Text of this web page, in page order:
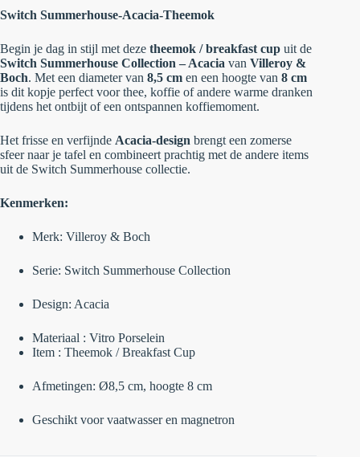
Switch Summerhouse-Acacia-Theemok
Begin je dag in stijl met deze theemok / breakfast cup uit de
Switch Summerhouse Collection – Acacia van Villeroy &
Boch. Met een diameter van 8,5 cm en een hoogte van 8 cm
is dit kopje perfect voor thee, koffie of andere warme dranken
tijdens het ontbijt of een ontspannen koffiemoment.
Het frisse en verfijnde Acacia-design brengt een zomerse
sfeer naar je tafel en combineert prachtig met de andere items
uit de Switch Summerhouse collectie.
Kenmerken:
Merk: Villeroy & Boch
Serie: Switch Summerhouse Collection
Design: Acacia
Materiaal : Vitro Porselein
Item : Theemok / Breakfast Cup
Afmetingen: Ø8,5 cm, hoogte 8 cm
Geschikt voor vaatwasser en magnetron